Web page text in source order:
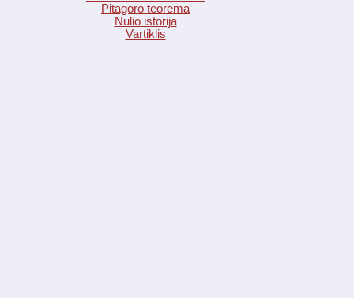
Pitagoro teorema
Nulio istorija
Vartiklis